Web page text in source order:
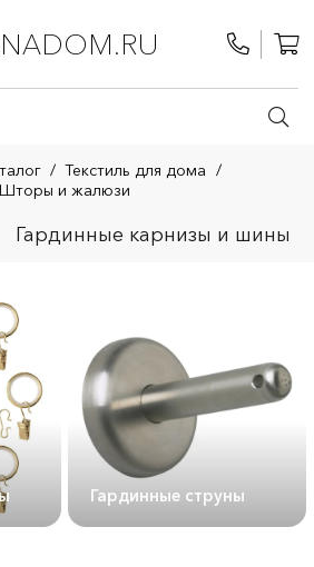
/ Текстиль для дома /
Шторы и жалюзи
Гардинные карнизы и шины
Гардинные струны